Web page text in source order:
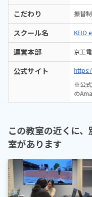
こだわり 振替
スクール名 KEIO
運営本部 京王
公式サイト
※公式
の
この教室の近くに
室があります